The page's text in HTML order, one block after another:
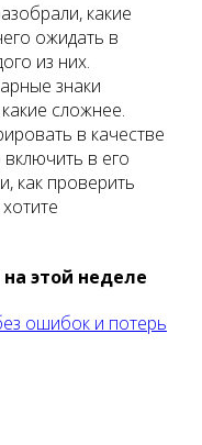
какие
ожидать в
из них.
знаки
сложнее.
в качестве
в его
как проверить
этой неделе
ошибок и потерь